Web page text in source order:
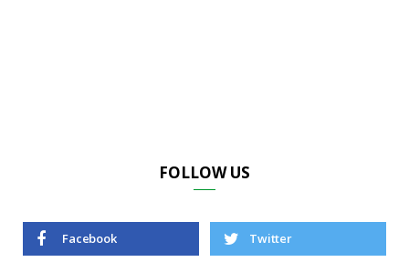
FOLLOW US
Facebook Twitter